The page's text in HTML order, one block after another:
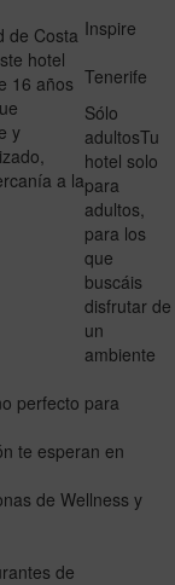
de Costa
hotel
16 años
y
a la
Inspire
Tenerife
Sólo
adultosTu
hotel solo
para
adultos,
para los
que
buscáis
disfrutar de
un
ambiente
perfecto para
te esperan en
de Wellness y
de